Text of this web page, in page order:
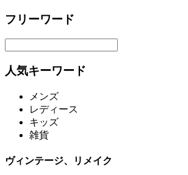
フリーワード
人気キーワード
メンズ
レディース
キッズ
雑貨
ヴィンテージ、リメイク